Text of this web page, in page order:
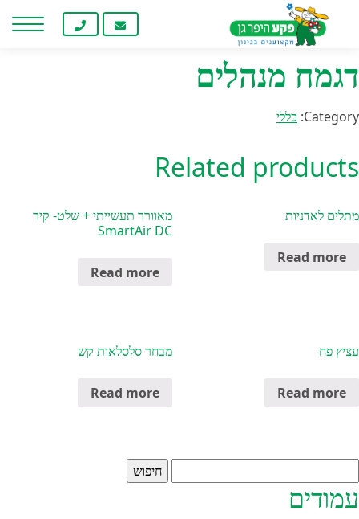
אינטרנט,
לחץ
כדי
לאזור
/כללי/ דגמח מנהלים
דגמח מנהלים
Category: כללי
Related products
מתלים לאדניות
Read more
מאוורר תעשייתי + שלט- קיר
SmartAir DC
Read more
עציץ פח
Read more
מבחר סלסלאות קש
Read more
עמודים